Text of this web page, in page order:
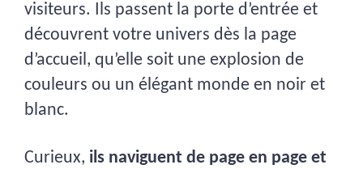
visiteurs. Ils passent la porte d’entrée et
découvrent votre univers dès la page
d’accueil, qu’elle soit une explosion de
couleurs ou un élégant monde en noir et
blanc.
Curieux, ils naviguent de page en page et